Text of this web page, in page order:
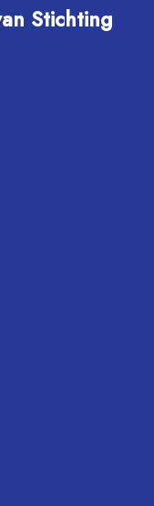
Stichting